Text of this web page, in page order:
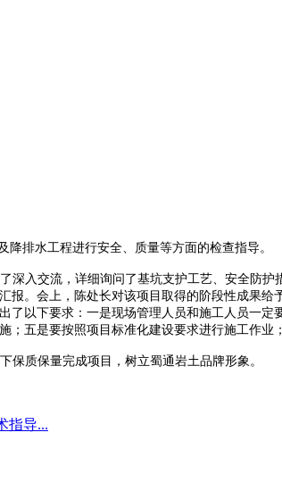
排水工程进行安全、质量等方面的检查指导。
入交流，详细询问了基坑支护工艺、安全防护
。会上，陈处长对该项目取得的阶段性成果
以下要求：一是现场管理人员和施工人员一定
五是要按照项目标准化建设要求进行施工作业
质保量完成项目，树立蜀通岩土品牌形象。
指导...